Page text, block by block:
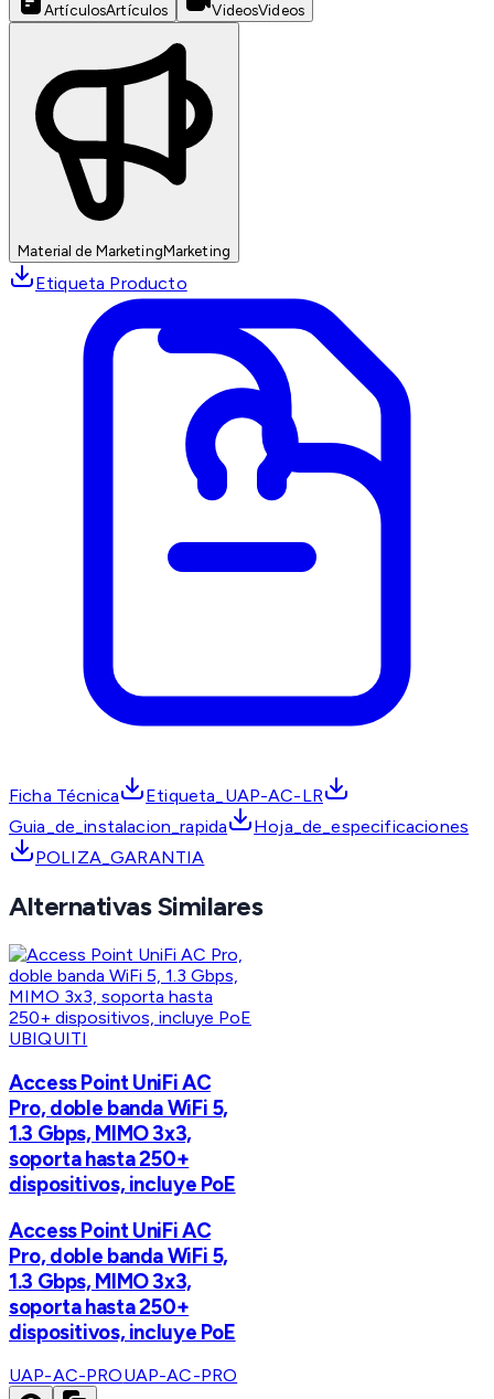
ArtículosArtículos VideosVideos
Material de MarketingMarketing
Etiqueta Producto
Ficha Técnica
Etiqueta_UAP-AC-LR
Guia_de_instalacion_rapida
Hoja_de_especificaciones
POLIZA_GARANTIA
Alternativas Similares
UBIQUITI
Access Point UniFi AC
Pro, doble banda WiFi 5,
1.3 Gbps, MIMO 3x3,
soporta hasta 250+
dispositivos, incluye PoE
Access Point UniFi AC
Pro, doble banda WiFi 5,
1.3 Gbps, MIMO 3x3,
soporta hasta 250+
dispositivos, incluye PoE
UAP-AC-PROUAP-AC-PRO